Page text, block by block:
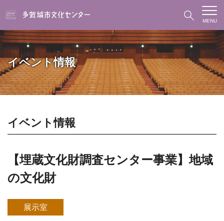
MENU
イベント情報
イベント情報
【埋蔵文化財調査センター事業】地域
の文化財
展示室